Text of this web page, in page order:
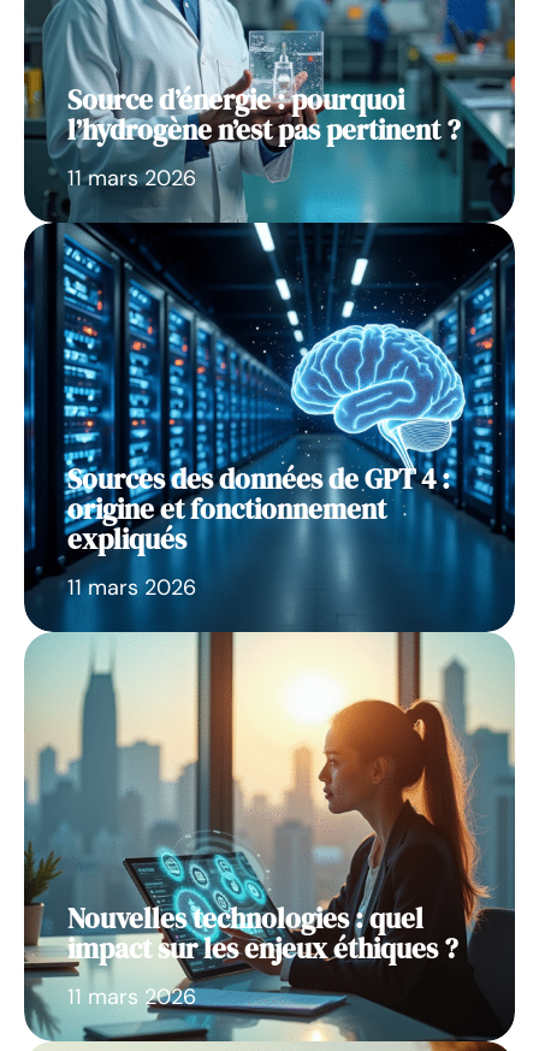
Source d’énergie : pourquoi
l’hydrogène n’est pas pertinent ?
11 mars 2026
Sources des données de GPT 4 :
origine et fonctionnement
expliqués
11 mars 2026
Nouvelles technologies : quel
impact sur les enjeux éthiques ?
11 mars 2026